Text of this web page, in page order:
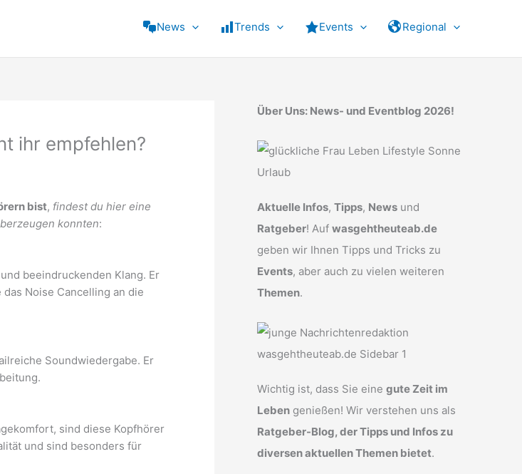
News Trends Events Regional
ihr empfehlen?
bist, findest du hier eine
konnten:
beeindruckenden Klang. Er
Noise Cancelling an die
Soundwiedergabe. Er
sind diese Kopfhörer
und sind besonders für
Über Uns: News- und Eventblog 2026!
Aktuelle Infos, Tipps, News und
Ratgeber! Auf wasgehtheuteab.de
geben wir Ihnen Tipps und Tricks zu
Events, aber auch zu vielen weiteren
Themen.
Wichtig ist, dass Sie eine gute Zeit im
Leben genießen! Wir verstehen uns als
Ratgeber-Blog, der Tipps und Infos zu
diversen aktuellen Themen bietet.